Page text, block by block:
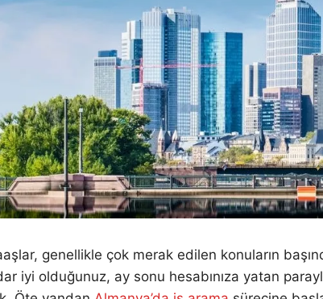
genellikle çok merak edilen konuların
iyi olduğunuz, ay sonu hesabınıza yatan